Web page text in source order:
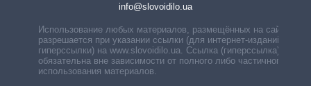
info@slovoidilo.ua
Использование любых материалов, размещённых на сайте,
разрешается при указании ссылки (для интернет-изданий —
гиперссылки) на www.slovoidilo.ua. Ссылка (гиперссылка)
обязательна вне зависимости от полного либо частичного
использования материалов.